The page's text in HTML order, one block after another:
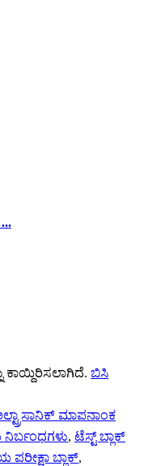
ಕಾಯ್ದಿರಿಸಲಾಗಿದೆ. ಬಿಸಿ
ಮಾಪನಾಂಕ
, ಟೆಸ್ಟ್ ಬ್ಲಾಕ್
ಬ್ಲಾಕ್,